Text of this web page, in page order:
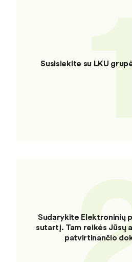
Susisiekite su LKU
Sudarykite Elektroninių
sutartį. Tam reikės Jūsų
patvirtinančio